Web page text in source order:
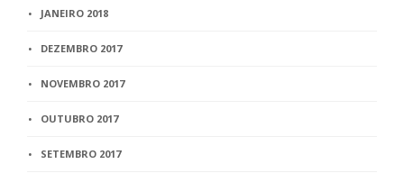
JANEIRO 2018
DEZEMBRO 2017
NOVEMBRO 2017
OUTUBRO 2017
SETEMBRO 2017